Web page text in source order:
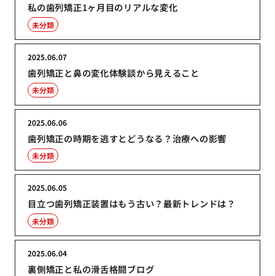
私の歯列矯正1ヶ月目のリアルな変化
未分類
歯列矯正と鼻の変化体験談から見えること
2025.06.07
未分類
歯列矯正の時期を逃すとどうなる？治療への影響
2025.06.06
未分類
目立つ歯列矯正装置はもう古い？最新トレンドは？
2025.06.05
未分類
裏側矯正と私の滑舌格闘ブログ
2025.06.04